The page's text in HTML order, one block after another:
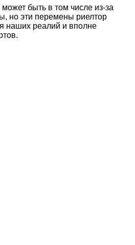
быть в том числе из-за
но эти перемены риелтор
наших реалий и вполне